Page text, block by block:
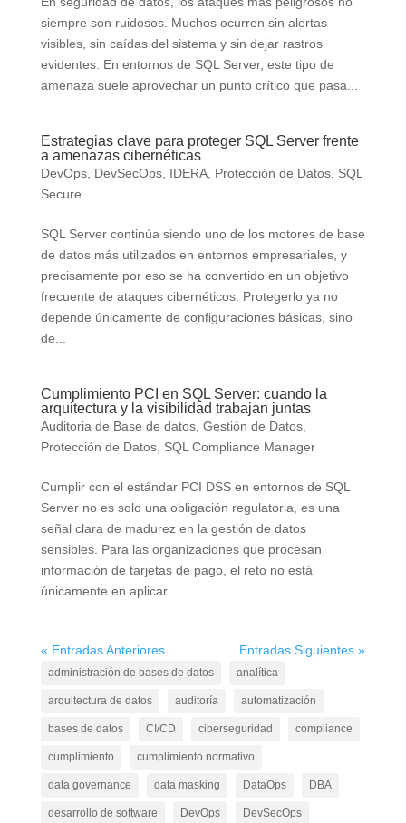
siempre son ruidosos. Muchos ocurren sin alertas
visibles, sin caídas del sistema y sin dejar rastros
evidentes. En entornos de SQL Server, este tipo de
amenaza suele aprovechar un punto crítico que pasa...
Estrategias clave para proteger SQL Server frente
a amenazas cibernéticas
DevOps, DevSecOps, IDERA, Protección de Datos, SQL
Secure
SQL Server continúa siendo uno de los motores de base
de datos más utilizados en entornos empresariales, y
precisamente por eso se ha convertido en un objetivo
frecuente de ataques cibernéticos. Protegerlo ya no
depende únicamente de configuraciones básicas, sino
de...
Cumplimiento PCI en SQL Server: cuando la
arquitectura y la visibilidad trabajan juntas
Auditoria de Base de datos, Gestión de Datos,
Protección de Datos, SQL Compliance Manager
Cumplir con el estándar PCI DSS en entornos de SQL
Server no es solo una obligación regulatoria, es una
señal clara de madurez en la gestión de datos
sensibles. Para las organizaciones que procesan
información de tarjetas de pago, el reto no está
únicamente en aplicar...
« Entradas Anteriores Entradas Siguientes »
administración de bases de datos analítica
arquitectura de datos auditoría automatización
bases de datos CI/CD ciberseguridad compliance
cumplimiento cumplimiento normativo
data governance data masking DataOps DBA
desarrollo de software DevOps DevSecOps